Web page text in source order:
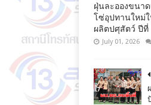
ฝุ่นละอองขนาด
โซ่อุปทานใหม่
ผลิตปศุสัตว์ ปีที่
July 01, 2026